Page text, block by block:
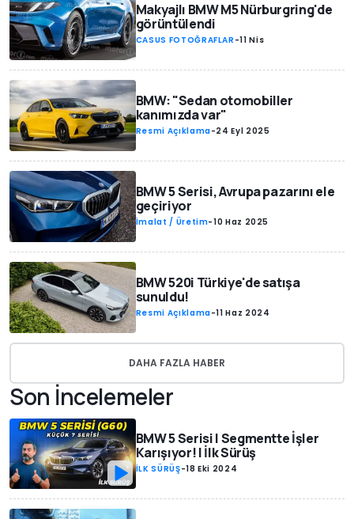
Makyajlı BMW M5 Nürburgring'de
görüntülendi
CASUS FOTOĞRAFLAR -11 Nis
BMW: "Sedan otomobiller
kanımızda var"
Resmi Açıklama-24 Eyl 2025
BMW 5 Serisi, Avrupa pazarını ele
geçiriyor
İmalat / Üretim-10 Haz 2025
BMW 520i Türkiye'de satışa
sunuldu!
Resmi Açıklama-11 Haz 2024
DAHA FAZLA HABER
Son İncelemeler
BMW 5 Serisi | Segmentte İşler
Karışıyor! | İlk Sürüş
İLK SÜRÜŞ-18 Eki 2024